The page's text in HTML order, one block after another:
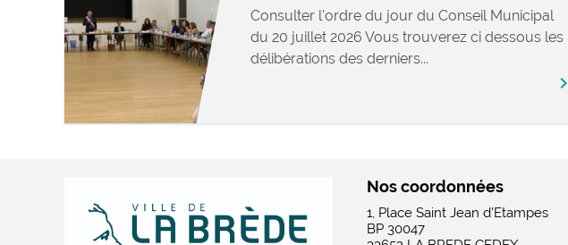
Consulter l’ordre du jour du Conseil Municipal
du 20 juillet 2026 Vous trouverez ci dessous les
délibérations des derniers...
chevron_right
Nos coordonnées
1, Place Saint Jean d'Etampes
BP 30047